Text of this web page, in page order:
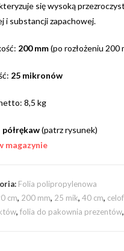
się wysoką
i substancji zapachowej.
200 mm(po rozłożeniu 200
25 mikronów
8,5 kg
półrękaw(patrz rysunek)
magazynie
Folia polipropylenowa
cm, 200 mm, 25 mik, 40 cm,
, folia do pakownia prezentów,